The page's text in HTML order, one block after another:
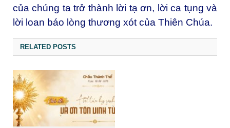
của chúng ta trở thành lời tạ ơn, lời ca tụng và
lời loan báo lòng thương xót của Thiên Chúa.
RELATED POSTS